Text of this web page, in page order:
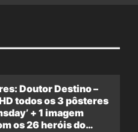
Doutor Destino –
todos os 3 pôsteres
+ 1 imagem
os 26 heróis do